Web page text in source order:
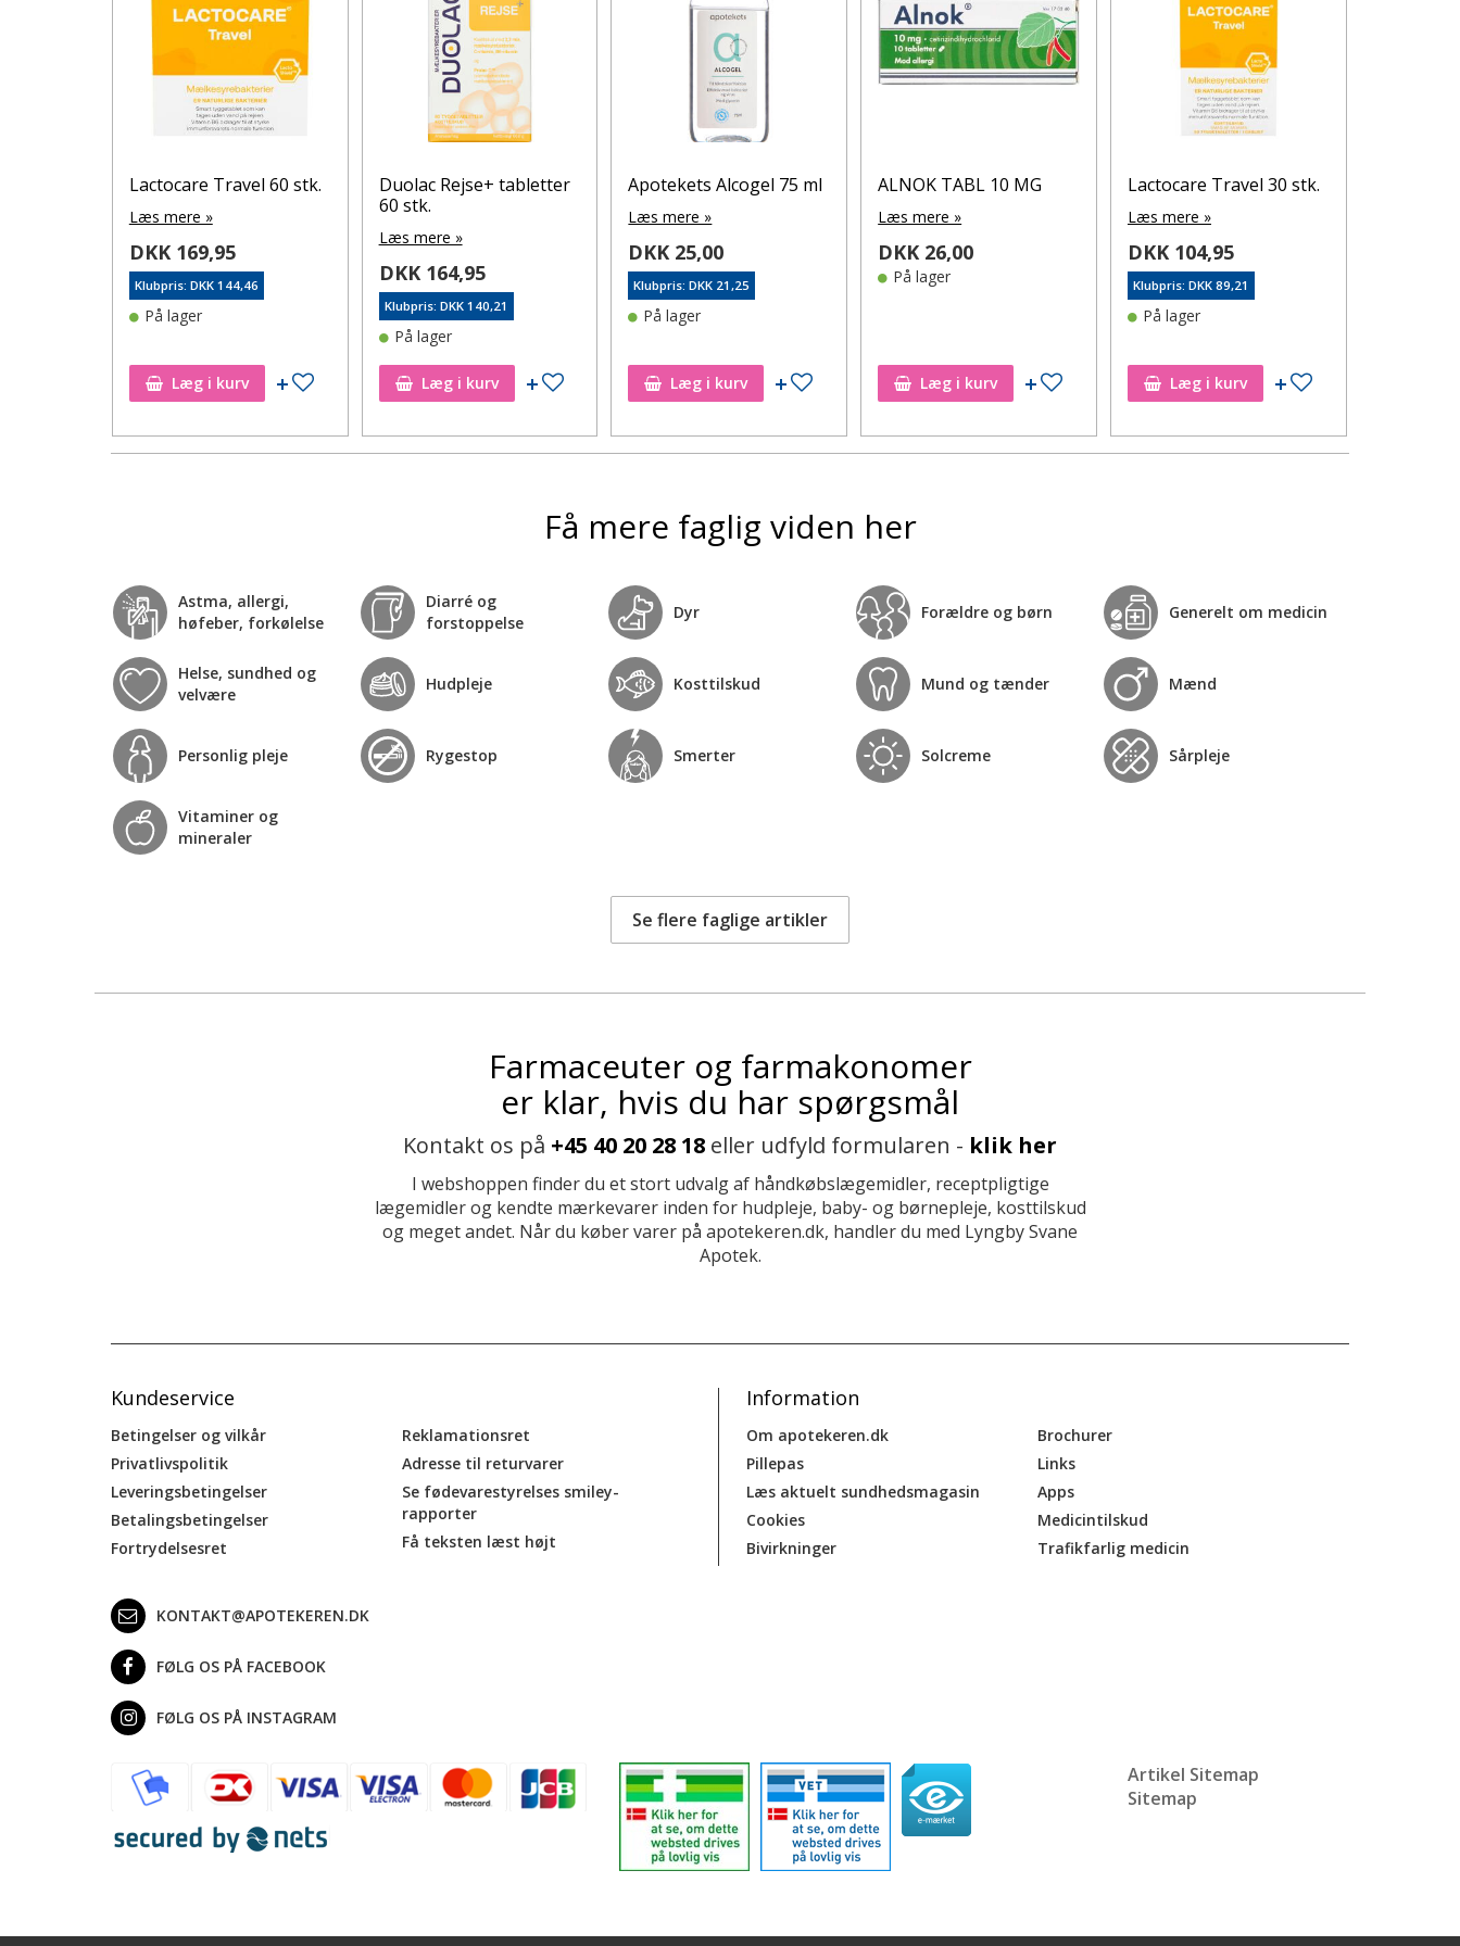
Tilføj til ønskeseddel
Lactocare Travel 60 stk.
Læs mere »
DKK 169,95
Klubpris: DKK 144,46
På lager
Læg i kurv Tilføj til ønskeseddel
Duolac Rejse+ tabletter
60 stk.
Læs mere »
DKK 164,95
Klubpris: DKK 140,21
På lager
Læg i kurv Tilføj til ønskeseddel
Apotekets Alcogel 75 ml
Læs mere »
DKK 25,00
Klubpris: DKK 21,25
På lager
Læg i kurv Tilføj til ønskeseddel
ALNOK TABL 10 MG
Læs mere »
DKK 26,00
På lager
Læg i kurv Tilføj til ønskeseddel
Lactocare Travel 30 stk.
Læs mere »
DKK 104,95
Klubpris: DKK 89,21
På lager
Læg i kurv Tilføj til ønskeseddel
Få mere faglig viden her
Astma, allergi,
høfeber, forkølelse
Diarré og
forstoppelse
Dyr Forældre og børn Generelt om medicin
Helse, sundhed og
velvære
Hudpleje Kosttilskud Mund og tænder Mænd
Personlig pleje Rygestop Smerter Solcreme Sårpleje
Vitaminer og
mineraler
Se flere faglige artikler
Farmaceuter og farmakonomer
er klar, hvis du har spørgsmål
Kontakt os på +45 40 20 28 18 eller udfyld formularen - klik her
I webshoppen finder du et stort udvalg af håndkøbslægemidler, receptpligtige
lægemidler og kendte mærkevarer inden for hudpleje, baby- og børnepleje, kosttilskud
og meget andet. Når du køber varer på apotekeren.dk, handler du med Lyngby Svane
Apotek.
Kundeservice
Betingelser og vilkår
Privatlivspolitik
Leveringsbetingelser
Betalingsbetingelser
Fortrydelsesret
Reklamationsret
Adresse til returvarer
Se fødevarestyrelses smiley-
rapporter
Få teksten læst højt
Information
Om apotekeren.dk
Pillepas
Læs aktuelt sundhedsmagasin
Cookies
Bivirkninger
Brochurer
Links
Apps
Medicintilskud
Trafikfarlig medicin
KONTAKT@APOTEKEREN.DK
FØLG OS PÅ FACEBOOK
FØLG OS PÅ INSTAGRAM
Artikel Sitemap
Sitemap